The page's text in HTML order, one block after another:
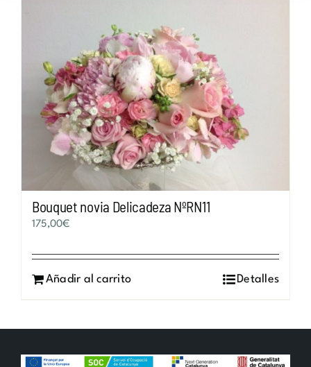
Bouquet novia Delicadeza NºRN11
175,00€
Añadir al carrito Detalles